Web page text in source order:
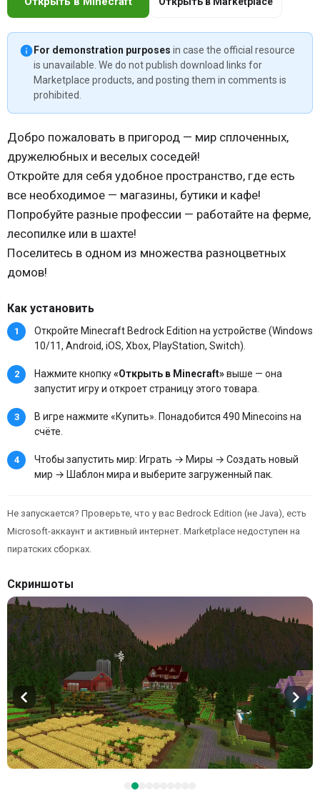
For demonstration purposes in case the official resource
is unavailable. We do not publish download links for
Marketplace products, and posting them in comments is
prohibited.
Добро пожаловать в пригород — мир сплоченных,
дружелюбных и веселых соседей!
Откройте для себя удобное пространство, где есть
все необходимое — магазины, бутики и кафе!
Попробуйте разные профессии — работайте на ферме,
лесопилке или в шахте!
Поселитесь в одном из множества разноцветных
домов!
Как установить
Откройте Minecraft Bedrock Edition на устройстве (Windows
10/11, Android, iOS, Xbox, PlayStation, Switch).
Нажмите кнопку«Открыть в Minecraft»выше — она
запустит игру и откроет страницу этого товара.
В игре нажмите «Купить». Понадобится 490 Minecoins на
счёте.
Чтобы запустить мир: Играть → Миры → Создать новый
мир → Шаблон мира и выберите загруженный пак.
Не запускается? Проверьте, что у вас Bedrock Edition (не Java), есть
Microsoft-аккаунт и активный интернет. Marketplace недоступен на
пиратских сборках.
Скриншоты